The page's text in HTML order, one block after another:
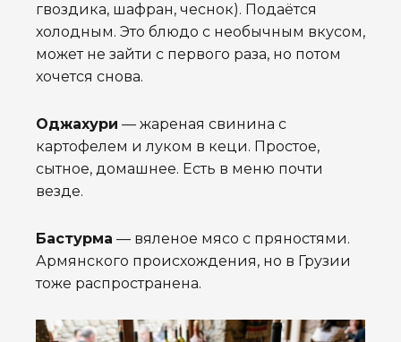
гвоздика, шафран, чеснок). Подаётся
холодным. Это блюдо с необычным вкусом,
может не зайти с первого раза, но потом
хочется снова.
Оджахури — жареная свинина с
картофелем и луком в кеци. Простое,
сытное, домашнее. Есть в меню почти
везде.
Бастурма — вяленое мясо с пряностями.
Армянского происхождения, но в Грузии
тоже распространена.